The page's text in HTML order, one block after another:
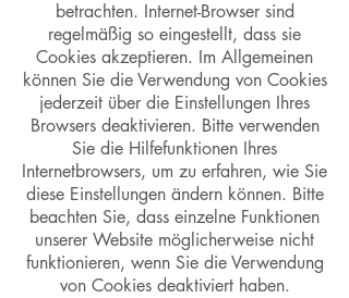
betrachten. Internet-Browser sind
regelmäßig so eingestellt, dass sie
Cookies akzeptieren. Im Allgemeinen
können Sie die Verwendung von Cookies
jederzeit über die Einstellungen Ihres
Browsers deaktivieren. Bitte verwenden
Sie die Hilfefunktionen Ihres
Internetbrowsers, um zu erfahren, wie Sie
diese Einstellungen ändern können. Bitte
beachten Sie, dass einzelne Funktionen
unserer Website möglicherweise nicht
funktionieren, wenn Sie die Verwendung
von Cookies deaktiviert haben.